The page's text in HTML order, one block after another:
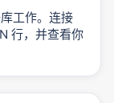
工作。连接
行，并查看你